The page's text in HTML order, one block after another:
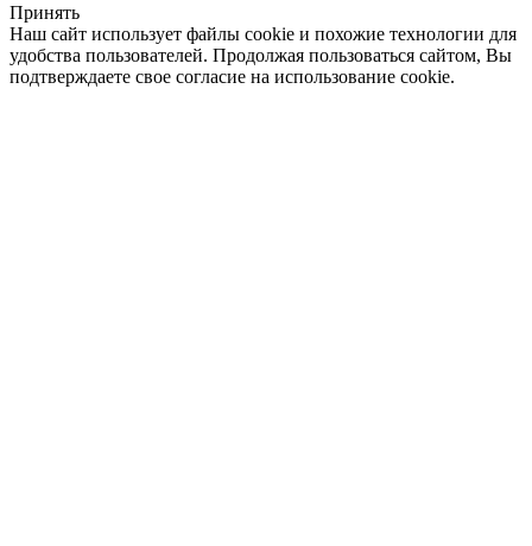
Принять
Наш сайт использует файлы cookie и похожие технологии для
удобства пользователей. Продолжая пользоваться сайтом, Вы
подтверждаете свое согласие на использование cookie.